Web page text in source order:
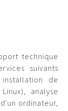
technique
suivants
de
analyse
ordinateur,